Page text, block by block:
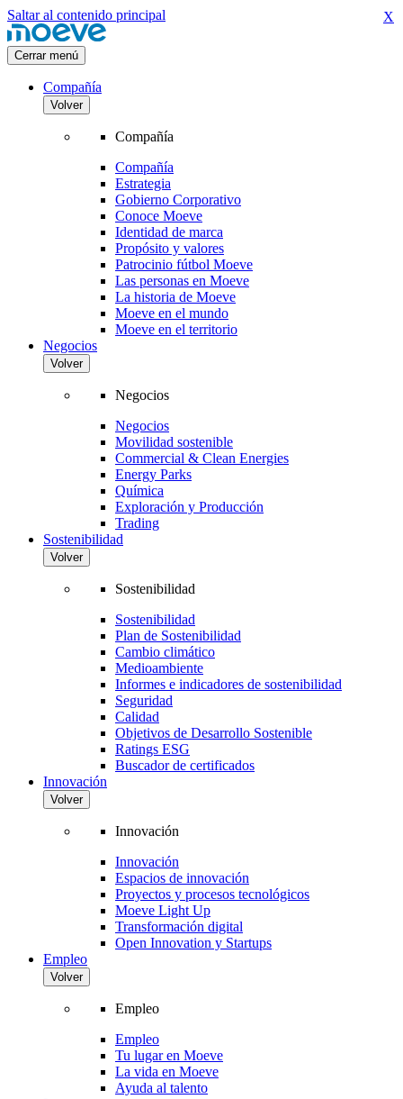
Saltar al contenido principal
Cerrar menú
Compañía
Volver
Compañía
Compañía
Estrategia
Gobierno Corporativo
Conoce Moeve
Identidad de marca
Propósito y valores
Patrocinio fútbol Moeve
Las personas en Moeve
La historia de Moeve
Moeve en el mundo
Moeve en el territorio
Negocios
Volver
Negocios
Negocios
Movilidad sostenible
Commercial & Clean Energies
Energy Parks
Química
Exploración y Producción
Trading
Sostenibilidad
Volver
Sostenibilidad
Sostenibilidad
Plan de Sostenibilidad
Cambio climático
Medioambiente
Informes e indicadores de sostenibilidad
Seguridad
Calidad
Objetivos de Desarrollo Sostenible
Ratings ESG
Buscador de certificados
Innovación
Volver
Innovación
Innovación
Espacios de innovación
Proyectos y procesos tecnológicos
Moeve Light Up
Transformación digital
Open Innovation y Startups
Empleo
Volver
Empleo
Empleo
Tu lugar en Moeve
La vida en Moeve
Ayuda al talento
X